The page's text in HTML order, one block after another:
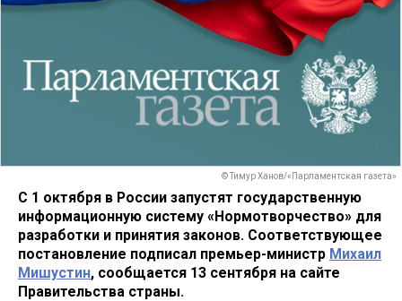
© Тимур Ханов/«Парламентская газета»
С 1 октября в России запустят государственную
информационную систему «Нормотворчество» для
разработки и принятия законов. Соответствующее
постановление подписал премьер-министр Михаил
Мишустин, сообщается 13 сентября на сайте
Правительства страны.